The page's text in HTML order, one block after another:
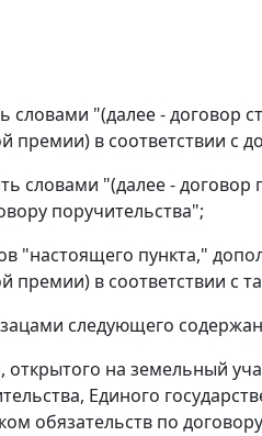
словами "(далее - договор
премии) в соответствии с
словами "(далее -
поручительства";
"настоящего пункта,"
премии) в соответствии с
следующего
открытого на земельный
Единого
обязательств по